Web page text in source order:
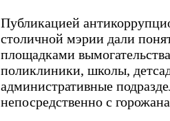
Публикацией
столичной мэрии дали
площадками
поликлиники, школы,
административные
непосредственно с